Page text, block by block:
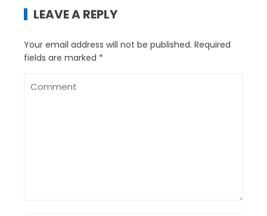
LEAVE A REPLY
Your email address will not be published. Required
fields are marked *